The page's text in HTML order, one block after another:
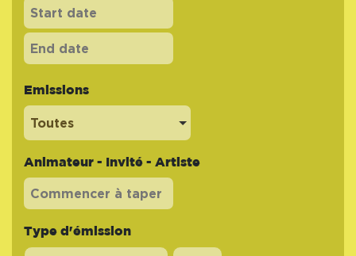
Emissions
Toutes
Animateur - Invité - Artiste
Type d'émission